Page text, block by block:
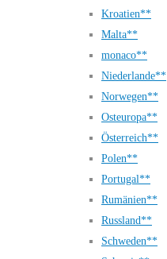
Kroatien**
Malta**
monaco**
Niederlande**
Norwegen**
Osteuropa**
Österreich**
Polen**
Portugal**
Rumänien**
Russland**
Schweden**